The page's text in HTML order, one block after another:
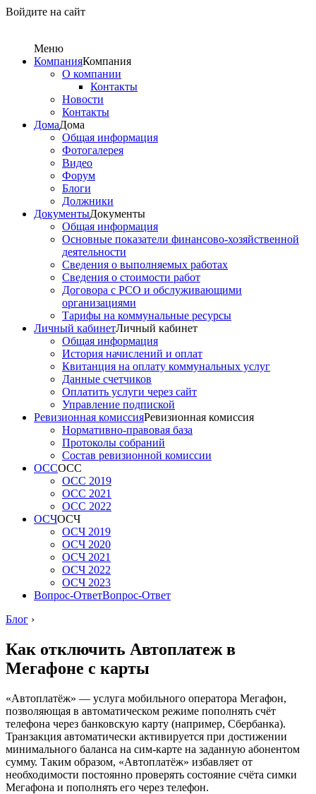
Войдите на сайт
Меню
КомпанияКомпания
О компании
Контакты
Новости
Контакты
ДомаДома
Общая информация
Фотогалерея
Видео
Форум
Блоги
Должники
ДокументыДокументы
Общая информация
Основные показатели финансово-хозяйственной
деятельности
Сведения о выполняемых работах
Сведения о стоимости работ
Договора с РСО и обслуживающими
организациями
Тарифы на коммунальные ресурсы
Личный кабинетЛичный кабинет
Общая информация
История начислений и оплат
Квитанция на оплату коммунальных услуг
Данные счетчиков
Оплатить услуги через сайт
Управление подпиской
Ревизионная комиссияРевизионная комиссия
Нормативно-правовая база
Протоколы собраний
Состав ревизионной комиссии
ОССОСС
ОСС 2019
ОСС 2021
ОСС 2022
ОСЧОСЧ
ОСЧ 2019
ОСЧ 2020
ОСЧ 2021
ОСЧ 2022
ОСЧ 2023
Вопрос-ОтветВопрос-Ответ
Блог ›
Как отключить Автоплатеж в
Мегафоне с карты
«Автоплатёж» — услуга мобильного оператора Мегафон,
позволяющая в автоматическом режиме пополнять счёт
телефона через банковскую карту (например, Сбербанка).
Транзакция автоматически активируется при достижении
минимального баланса на сим-карте на заданную абонентом
сумму. Таким образом, «Автоплатёж» избавляет от
необходимости постоянно проверять состояние счёта симки
Мегафона и пополнять его через телефон.